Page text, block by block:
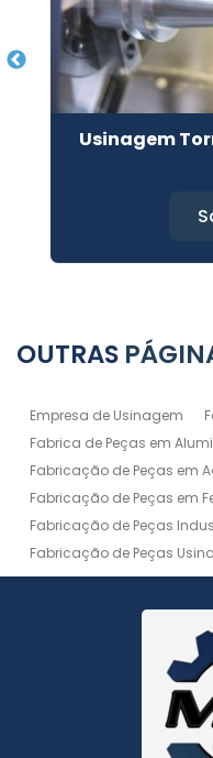
Usinagem
OUTRAS
Empresa de Usinagem
Fabrica de Peças em
Fabricação de Peças em
Fabricação de Peças em
Fabricação de Peças
Fabricação de Peças
Fabricante de Peças de
Manutenção de Máquina
Serviço de Usinagem
Serviços de Usinagem
Serviços de Usinagem de
Serviços de Usinagem